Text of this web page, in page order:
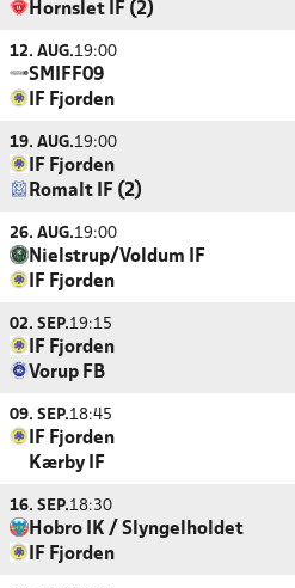
Hornslet IF (2)
12. AUG.19:00
SMIFF09
IF Fjorden
19. AUG.19:00
IF Fjorden
Romalt IF (2)
26. AUG.19:00
Nielstrup/Voldum IF
IF Fjorden
02. SEP.19:15
IF Fjorden
Vorup FB
09. SEP.18:45
IF Fjorden
Kærby IF
16. SEP.18:30
Hobro IK / Slyngelholdet
IF Fjorden